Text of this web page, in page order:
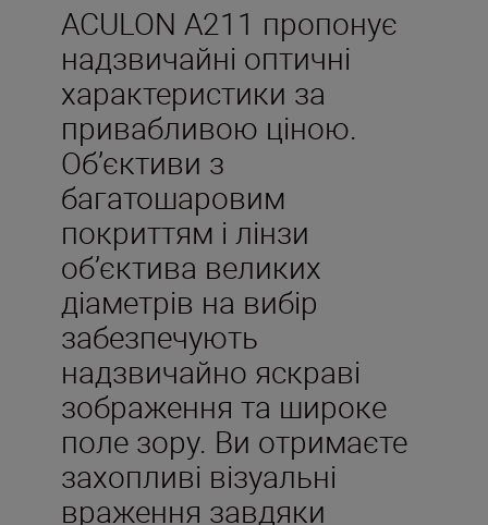
ACULON A211 пропонує
надзвичайні оптичні
характеристики за
привабливою ціною.
Об’єктиви з
багатошаровим
покриттям і лінзи
об’єктива великих
діаметрів на вибір
забезпечують
надзвичайно яскраві
зображення та широке
поле зору. Ви отримаєте
захопливі візуальні
враження завдяки